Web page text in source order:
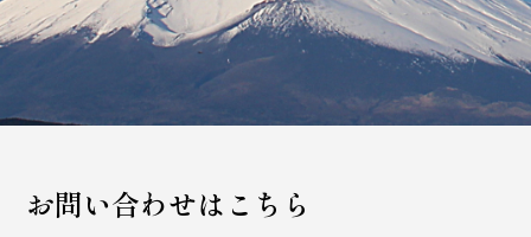
お問い合わせはこちら